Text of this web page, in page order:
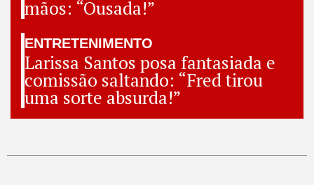
mãos: “Ousada!”
ENTRETENIMENTO
Larissa Santos posa fantasiada e
comissão saltando: “Fred tirou
uma sorte absurda!”